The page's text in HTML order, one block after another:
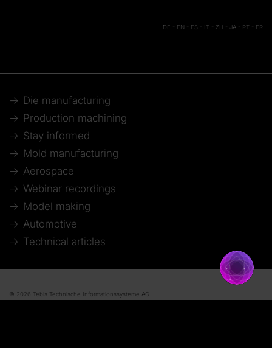
DE EN ES IT ZH JA PT FR
Die manufacturing
Production machining
Stay informed
Mold manufacturing
Aerospace
Webinar recordings
Model making
Automotive
Technical articles
© 2026 Tebis Technische Informationssysteme AG